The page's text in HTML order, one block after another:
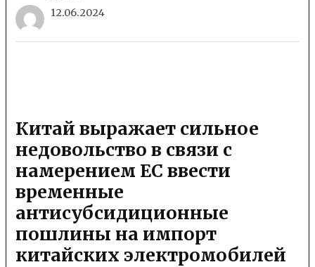
12.06.2024
Китай выражает сильное
недовольство в связи с
намерением ЕС ввести
временные
антисубсидиционные
пошлины на импорт
китайских электромобилей